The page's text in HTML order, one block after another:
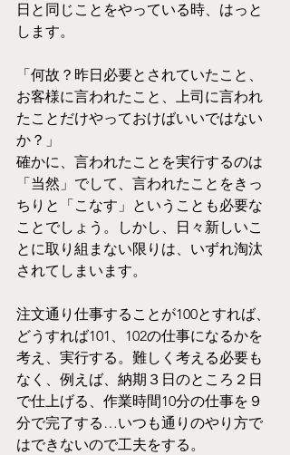
日と同じことをやっている時、はっと
します。
「何故？昨日必要とされていたこと、
お客様に言われたこと、上司に言われ
たことだけやっておけばいいではない
か？」
確かに、言われたことを実行するのは
「当然」でして、言われたことをきっ
ちりと「こなす」ということも必要な
ことでしょう。しかし、日々新しいこ
とに取り組まない限りは、いずれ淘汰
されてしまいます。
注文通り仕事することが100とすれば、
どうすれば101、102の仕事になるかを
考え、実行する。難しく考える必要も
なく、例えば、納期３日のところ２日
で仕上げる、作業時間10分の仕事を９
分で完了する…いつも通りのやり方で
はできないので工夫をする。